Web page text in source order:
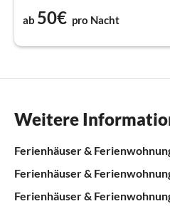
ab 50€ pro Nacht
Weitere
Ferienhäuser &
Ferienhäuser &
Ferienhäuser &